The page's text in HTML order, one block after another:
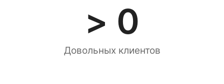
> 0
Довольных клиентов